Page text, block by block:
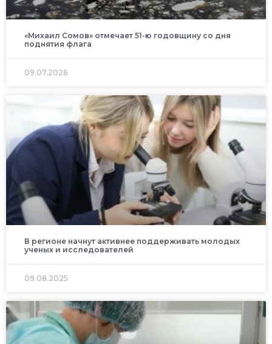
«Михаил Сомов» отмечает 51-ю годовщину со дня
поднятия флага
09.07.2026
В регионе начнут активнее поддерживать молодых
ученых и исследователей
09.08.2025